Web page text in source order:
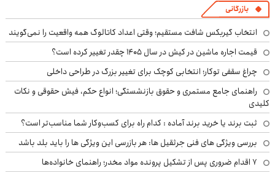
بازرگانی
انتخاب گیربکس شافت مستقیم؛ وقتی اعداد کاتالوگ همه واقعیت را نمی‌گویند
قیمت اجاره ماشین در کیش در سال ۱۴۰۵ چقدر تغییر کرده است؟
چراغ سقفی توکار؛ انتخابی کوچک برای تغییر بزرگ در طراحی داخلی
راهنمای جامع مستمری و حقوق بازنشستگی؛ انواع حکم، فیش حقوقی و نکات
کلیدی
ثبت برند یا خرید برند آماده : کدام راه برای کسب‌وکار شما مناسب‌تر است؟
بررسی ویژگی های فنی جرثقیل ها: هر بازرسی این ویژگی ها را باید بلد باشد
۷ اقدام ضروری پس از تشکیل پرونده مواد مخدر؛ راهنمای خانواده‌ها